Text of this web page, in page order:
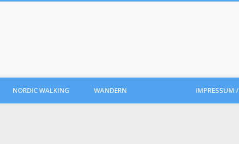
IMPRESSUM
NORDIC WALKING WANDERN